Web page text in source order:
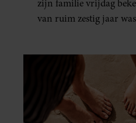
zijn familie vrijdag
van ruim zestig jaar